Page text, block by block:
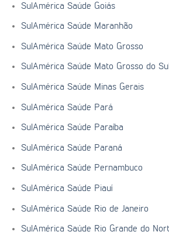
SulAmérica Saúde Goiás
SulAmérica Saúde Maranhão
SulAmérica Saúde Mato Grosso
SulAmérica Saúde Mato Grosso do
SulAmérica Saúde Minas Gerais
SulAmérica Saúde Pará
SulAmérica Saúde Paraíba
SulAmérica Saúde Paraná
SulAmérica Saúde Pernambuco
SulAmérica Saúde Piauí
SulAmérica Saúde Rio de Janeiro
SulAmérica Saúde Rio Grande do